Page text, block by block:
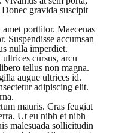
gravida suscipit
amet porttitor. Maecenas
Suspendisse accumsan
nulla imperdiet.
cursus, arcu
tellus non magna.
augue ultrices id.
adipiscing elit.
mauris. Cras feugiat
Ut eu nibh et nibh
malesuada sollicitudin